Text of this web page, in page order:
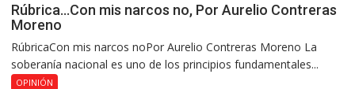
Rúbrica…Con mis narcos no, Por Aurelio Contreras
Moreno
RúbricaCon mis narcos noPor Aurelio Contreras Moreno La
soberanía nacional es uno de los principios fundamentales...
OPINIÓN